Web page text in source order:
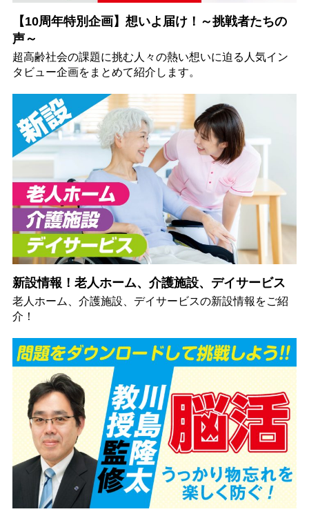
【10周年特別企画】想いよ届け！～挑戦者たちの
声～
超高齢社会の課題に挑む人々の熱い想いに迫る人気イン
タビュー企画をまとめて紹介します。
新設情報！老人ホーム、介護施設、デイサービス
老人ホーム、介護施設、デイサービスの新設情報をご紹
介！